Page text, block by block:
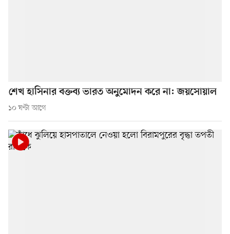
শেখ হাসিনার বক্তব্য ভারত অনুমোদন করে না: জয়সোয়াল
১০ ঘণ্টা আগে